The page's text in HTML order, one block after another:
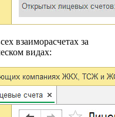
взаиморасчетах за
видах: